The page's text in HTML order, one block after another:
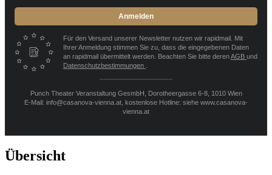
Anmelden
Für den Versand unserer Newsletter nutzen wir rapidmail. Mit
Ihrer Anmeldung stimmen Sie zu, dass die eingegebenen Daten
an rapidmail übermittelt werden. Beachten Sie bitte derenAGB und
Datenschutzbestimmungen
Punch Theater Veranstaltung GesmbH, Dorotheergasse 6-8, 1010 Wien
E-Mail: info@casanova-vienna.at, kostenlose Hotline: siehe www.casanova-
vienna.at
Übersicht